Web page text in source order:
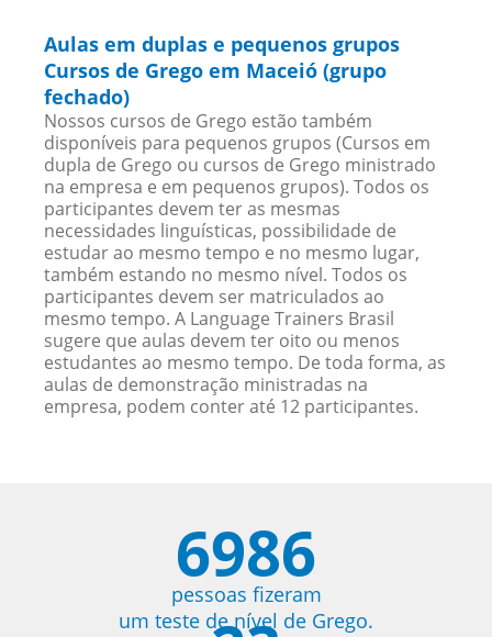
Aulas em duplas e pequenos grupos
Cursos de Grego em Maceió (grupo
fechado)
Nossos cursos de Grego estão também
disponíveis para pequenos grupos (Cursos em
dupla de Grego ou cursos de Grego ministrado
na empresa e em pequenos grupos). Todos os
participantes devem ter as mesmas
necessidades linguísticas, possibilidade de
estudar ao mesmo tempo e no mesmo lugar,
também estando no mesmo nível. Todos os
participantes devem ser matriculados ao
mesmo tempo. A Language Trainers Brasil
sugere que aulas devem ter oito ou menos
estudantes ao mesmo tempo. De toda forma, as
aulas de demonstração ministradas na
empresa, podem conter até 12 participantes.
6986
pessoas fizeram
um teste de nível de Grego.